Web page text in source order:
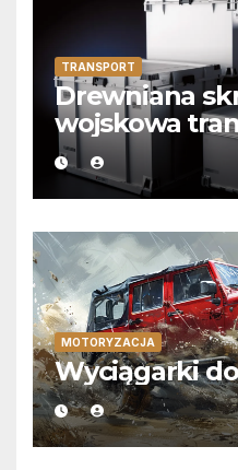
TRANSPORT
Drewniana
wojskowa
MOTORYZACJA
Wyciągarki